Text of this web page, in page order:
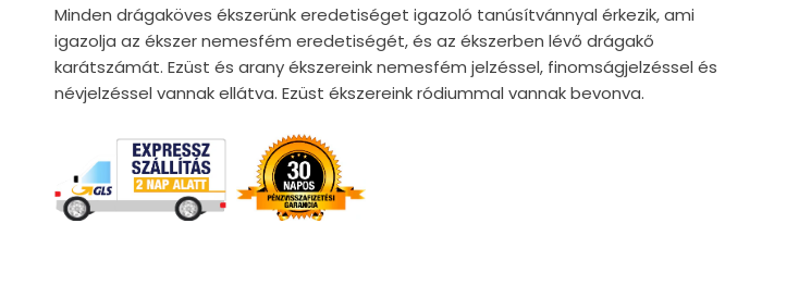
Minden drágaköves ékszerünk eredetiséget igazoló tanúsítvánnyal érkezik, ami
igazolja az ékszer nemesfém eredetiségét, és az ékszerben lévő drágakő
karátszámát. Ezüst és arany ékszereink nemesfém jelzéssel, finomságjelzéssel és
névjelzéssel vannak ellátva. Ezüst ékszereink ródiummal vannak bevonva.